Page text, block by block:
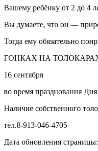
Вашему ребёнку от 2 до 4
Вы думаете, что он —
Тогда ему обязательно
ГОНКАХ НА
16 сентября
во время празднования
Наличие собственного
тел.8-913-046-4705
Дата обновления